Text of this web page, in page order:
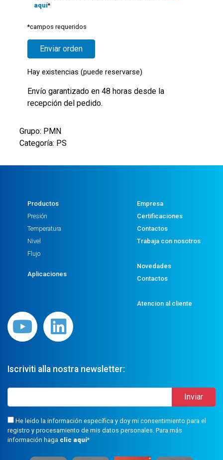
aquí*
*campos requeridos
Hay existencias (puede reservarse)
Envío garantizado en 48 horas desde la
recepción del pedido.
Grupo: PMN
Categoría: PS
Productos
Presión
Temperatura
Nivel
Flujo
Aplicaciones
Empresa
Certificaciones
Contactos
Trabaja con nosotros
Novedades
Contactos
Atencion al cliente
Iscriviti alla nostra newsletter:
He leído la información específica y doy mi consentimiento para el
registro y procesamiento de mis datos personales. Para más
información haga clic aquí*